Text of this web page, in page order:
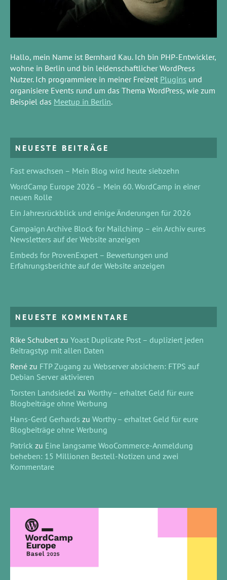
Hallo, mein Name ist Bernhard Kau. Ich bin PHP-Entwickler,
wohne in Berlin und bin leidenschaftlicher WordPress
Nutzer. Ich programmiere in meiner Freizeit Plugins und
organisiere Events rund um das Thema WordPress, wie zum
Beispiel das Meetup in Berlin.
NEUESTE BEITRÄGE
Fast erwachsen – Mein Blog wird heute siebzehn
WordCamp Europe 2026 – Mein 60. WordCamp in einer
neuen Rolle
Ein Jahresrückblick und einige Änderungen für 2026
Campaign Archive Block for Mailchimp – ein Archiv eures
Newsletters auf der Website anzeigen
Embeds for ProvenExpert – Bewertungen und
Erfahrungsberichte auf der Website anzeigen
NEUESTE KOMMENTARE
Rike Schubert zu Yoast Duplicate Post – dupliziert jeden
Beitragstyp mit allen Daten
René zu FTP Zugang zu Webserver absichern: FTPS auf
Debian Server aktivieren
Torsten Landsiedel zu Worthy – erhaltet Geld für eure
Blogbeiträge ohne Werbung
Hans-Gerd Gerhards zu Worthy – erhaltet Geld für eure
Blogbeiträge ohne Werbung
Patrick zu Eine langsame WooCommerce-Anmeldung
beheben: 15 Millionen Bestell-Notizen und zwei
Kommentare